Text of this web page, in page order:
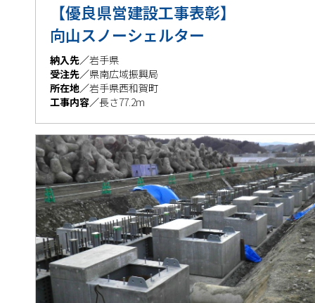
【優良県営建設工事表
向山スノーシェルター
納入先／岩手県
受注先／県南広域振興局
所在地／岩手県西和賀町
工事内容／長さ77.2m